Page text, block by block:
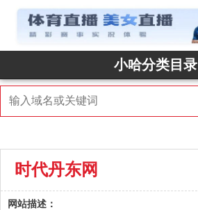
小哈分类目录
时代丹东网
网站描述：